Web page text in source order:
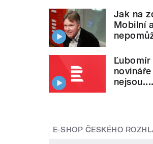
Jak na
Mobilní
Ľubomír
nejsou....
E-SHOP ČESKÉHO